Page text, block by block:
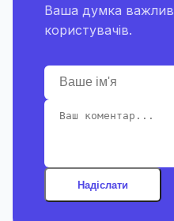
Ваша думка
користувачів.
Надіслати